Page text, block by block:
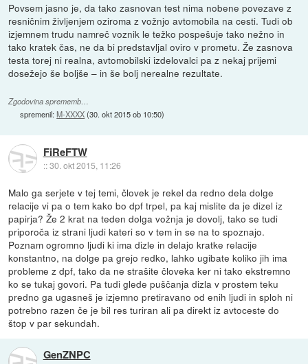
Povsem jasno je, da tako zasnovan test nima nobene povezave z
resničnim življenjem oziroma z vožnjo avtomobila na cesti. Tudi ob
izjemnem trudu namreč voznik le težko pospešuje tako nežno in
tako kratek čas, ne da bi predstavljal oviro v prometu. Že zasnova
testa torej ni realna, avtomobilski izdelovalci pa z nekaj prijemi
dosežejo še boljše – in še bolj nerealne rezultate.
Zgodovina sprememb…
spremenil:M-XXXX(30. okt 2015 ob 10:50)
FiReFTW
::30. okt 2015, 11:26
Malo ga serjete v tej temi, človek je rekel da redno dela dolge
relacije vi pa o tem kako bo dpf trpel, pa kaj mislite da je dizel iz
papirja? Že 2 krat na teden dolga vožnja je dovolj, tako se tudi
priporoča iz strani ljudi kateri so v tem in se na to spoznajo.
Poznam ogromno ljudi ki ima dizle in delajo kratke relacije
konstantno, na dolge pa grejo redko, lahko ugibate koliko jih ima
probleme z dpf, tako da ne strašite človeka ker ni tako ekstremno
ko se tukaj govori. Pa tudi glede puščanja dizla v prostem teku
predno ga ugasneš je izjemno pretiravano od enih ljudi in sploh ni
potrebno razen če je bil res turiran ali pa direkt iz avtoceste do
štop v par sekundah.
GenZNPC